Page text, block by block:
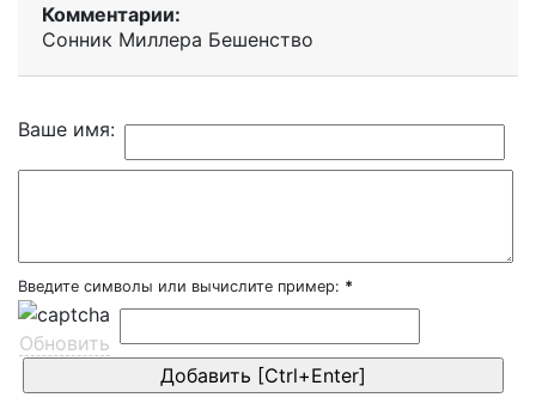
Комментарии:
Сонник Миллера Бешенство
Ваше имя:
Введите символы или вычислите пример: *
Обновить